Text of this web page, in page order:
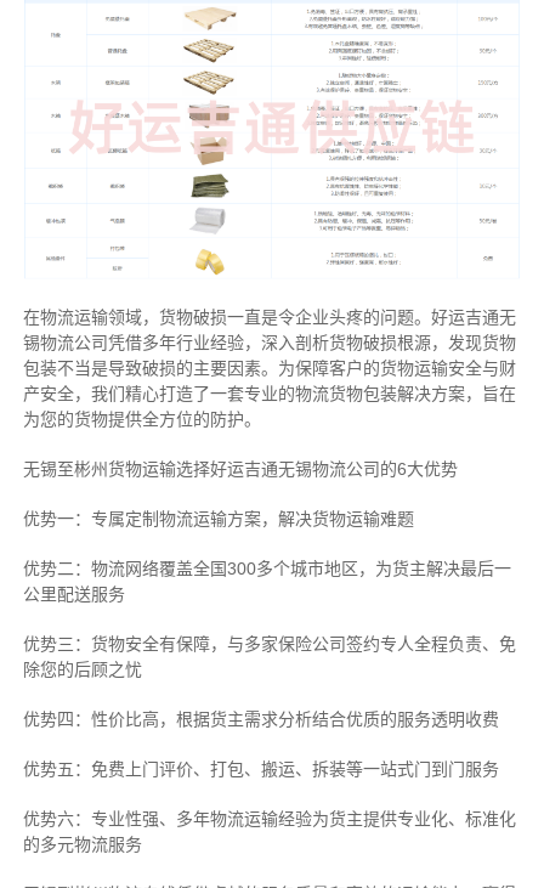
在物流运输领域，货物破损一直是令企业头疼的问题。好运吉通无
锡物流公司凭借多年行业经验，深入剖析货物破损根源，发现货物
包装不当是导致破损的主要因素。为保障客户的货物运输安全与财
产安全，我们精心打造了一套专业的物流货物包装解决方案，旨在
为您的货物提供全方位的防护。
无锡至彬州货物运输选择好运吉通无锡物流公司的6大优势
优势一：专属定制物流运输方案，解决货物运输难题
优势二：物流网络覆盖全国300多个城市地区，为货主解决最后一
公里配送服务
优势三：货物安全有保障，与多家保险公司签约专人全程负责、免
除您的后顾之忧
优势四：性价比高，根据货主需求分析结合优质的服务透明收费
优势五：免费上门评价、打包、搬运、拆装等一站式门到门服务
优势六：专业性强、多年物流运输经验为货主提供专业化、标准化
的多元物流服务